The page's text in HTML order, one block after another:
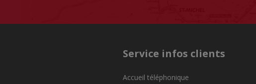
Service infos clients
Accueil téléphonique